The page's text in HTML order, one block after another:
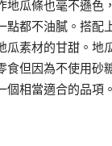
瓜條也毫不遜色
點都不油膩。搭配
瓜素材的甘甜。地
食但因為不使用砂
個相當適合的品項。